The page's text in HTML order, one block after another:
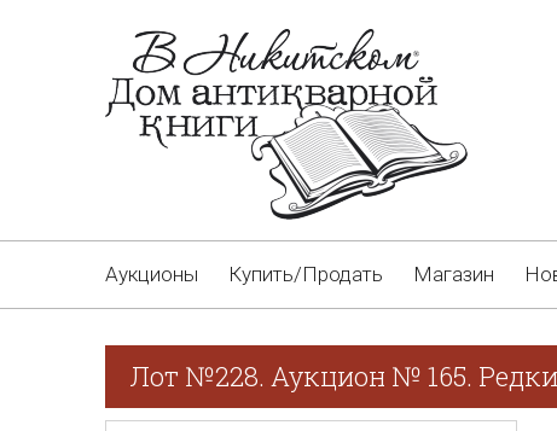
Аукционы Купить/Продать Магазин
Лот №228. Аукцион № 165.